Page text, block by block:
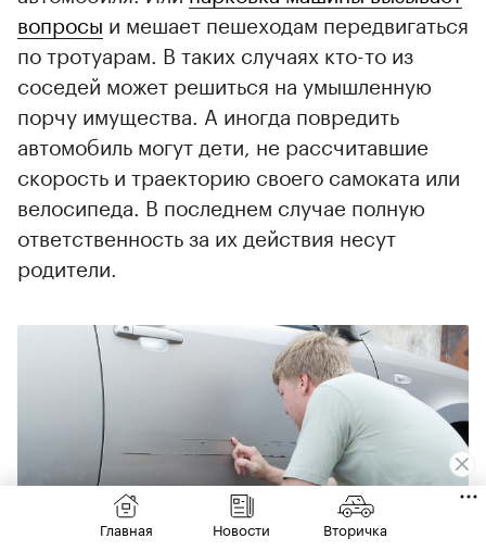
вопросы и мешает пешеходам передвигаться
по тротуарам. В таких случаях кто-то из
соседей может решиться на умышленную
порчу имущества. А иногда повредить
автомобиль могут дети, не рассчитавшие
скорость и траекторию своего самоката или
велосипеда. В последнем случае полную
ответственность за их действия несут
родители.
Главная Новости Вторичка